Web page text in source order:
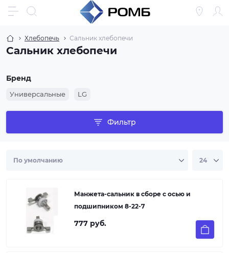
Хлебопечь Сальник хлебопечи
Сальник хлебопечи
Бренд
Универсальные LG
Фильтр
Манжета-сальник в сборе с осью и
подшипником 8-22-7
777 руб.